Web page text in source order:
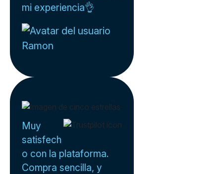
mi experiencia👌
Ramon
Muy
satisfech
o con la plataforma.
Compra sencilla, y